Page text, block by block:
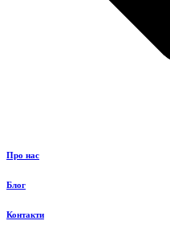
Про нас
Блог
Контакти